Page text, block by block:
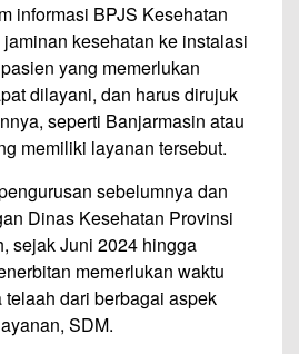
informasi BPJS Kesehatan
kesehatan ke instalasi
yang memerlukan
dilayani, dan harus dirujuk
seperti Banjarmasin atau
memiliki layanan tersebut.
sebelumnya dan
Dinas Kesehatan Provinsi
sejak Juni 2024 hingga
memerlukan waktu
dari berbagai aspek
SDM.